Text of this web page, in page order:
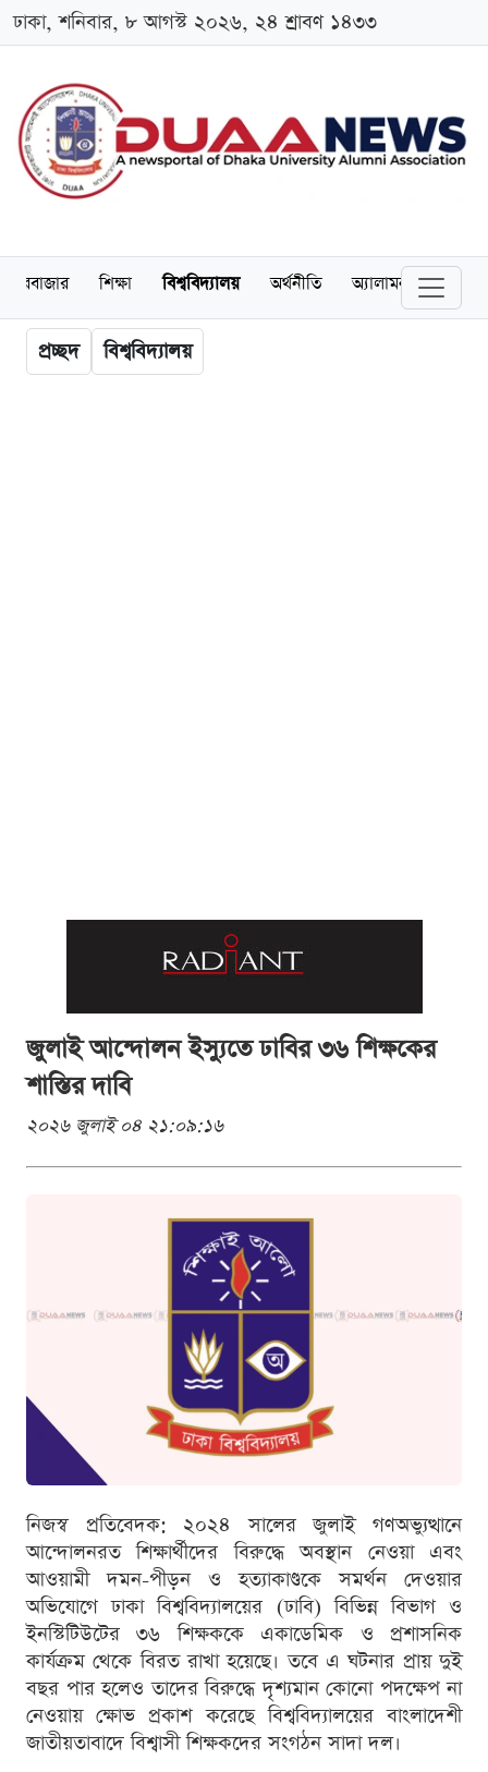
ঢাকা, শনিবার, ৮ আগস্ট ২০২৬, ২৪ শ্রাবণ ১৪৩৩
শিক্ষা বিশ্ববিদ্যালয় অর্থনীতি অ্যালামনাই
প্রচ্ছদ বিশ্ববিদ্যালয়
জুলাই আন্দোলন ইস্যুতে ঢাবির ৩৬ শিক্ষকের
শাস্তির দাবি
২০২৬ জুলাই ০৪ ২১:০৯:১৬
নিজস্ব প্রতিবেদক: ২০২৪ সালের জুলাই গণঅভ্যুত্থানে
আন্দোলনরত শিক্ষার্থীদের বিরুদ্ধে অবস্থান নেওয়া এবং
আওয়ামী দমন-পীড়ন ও হত্যাকাণ্ডকে সমর্থন দেওয়ার
অভিযোগে ঢাকা বিশ্ববিদ্যালয়ের (ঢাবি) বিভিন্ন বিভাগ ও
ইনস্টিটিউটের ৩৬ শিক্ষককে একাডেমিক ও প্রশাসনিক
কার্যক্রম থেকে বিরত রাখা হয়েছে। তবে এ ঘটনার প্রায় দুই
বছর পার হলেও তাদের বিরুদ্ধে দৃশ্যমান কোনো পদক্ষেপ না
নেওয়ায় ক্ষোভ প্রকাশ করেছে বিশ্ববিদ্যালয়ের বাংলাদেশী
জাতীয়তাবাদে বিশ্বাসী শিক্ষকদের সংগঠন সাদা দল।